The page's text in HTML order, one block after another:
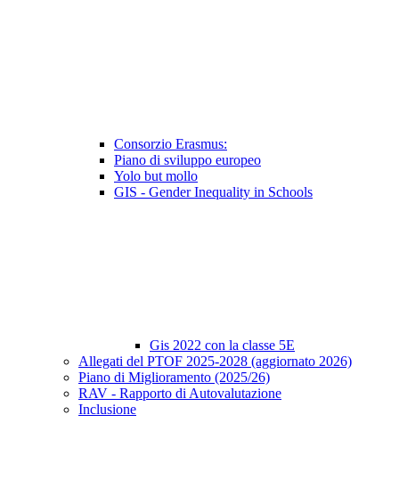
Consorzio Erasmus:
Piano di sviluppo europeo
Yolo but mollo
GIS - Gender Inequality in Schools
Gis 2022 con la classe 5E
Allegati del PTOF 2025-2028 (aggiornato 2026)
Piano di Miglioramento (2025/26)
RAV - Rapporto di Autovalutazione
Inclusione